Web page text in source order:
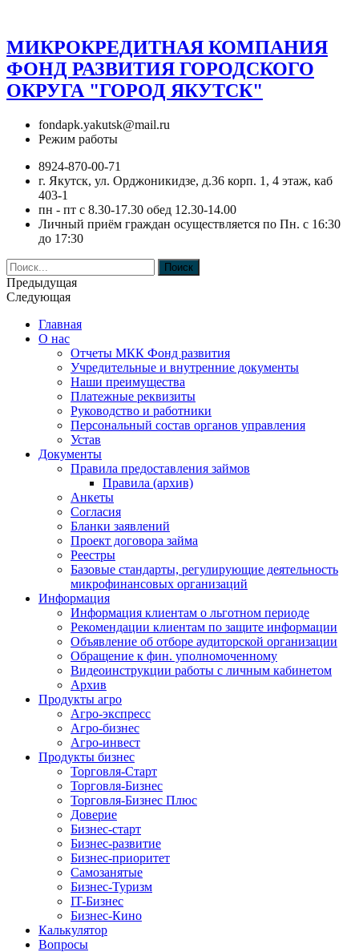
МИКРОКРЕДИТНАЯ КОМПАНИЯ
ФОНД РАЗВИТИЯ ГОРОДСКОГО
ОКРУГА "ГОРОД ЯКУТСК"
fondapk.yakutsk@mail.ru
Режим работы
8924-870-00-71
г. Якутск, ул. Орджоникидзе, д.36 корп. 1, 4 этаж, каб
403-1
пн - пт с 8.30-17.30 обед 12.30-14.00
Личный приём граждан осуществляется по Пн. с 16:30
до 17:30
Поиск
Предыдущая
Следующая
Главная
О нас
Отчеты МКК Фонд развития
Учредительные и внутренние документы
Наши преимущества
Платежные реквизиты
Руководство и работники
Персональный состав органов управления
Устав
Документы
Правила предоставления займов
Правила (архив)
Анкеты
Согласия
Бланки заявлений
Проект договора займа
Реестры
Базовые стандарты, регулирующие деятельность
микрофинансовых организаций
Информация
Информация клиентам о льготном периоде
Рекомендации клиентам по защите информации
Объявление об отборе аудиторской организации
Обращение к фин. уполномоченному
Видеоинструкции работы с личным кабинетом
Архив
Продукты агро
Агро-экспресс
Агро-бизнес
Агро-инвест
Продукты бизнес
Торговля-Старт
Торговля-Бизнес
Торговля-Бизнес Плюс
Доверие
Бизнес-старт
Бизнес-развитие
Бизнес-приоритет
Самозанятые
Бизнес-Туризм
IT-Бизнес
Бизнес-Кино
Калькулятор
Вопросы